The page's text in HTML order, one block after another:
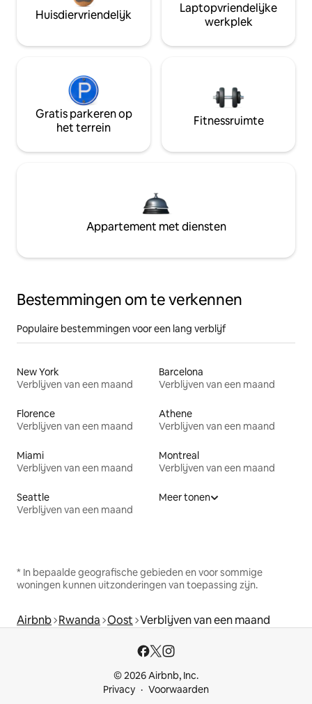
Huisdiervriendelijk
Laptopvriendelijke
werkplek
Gratis parkeren op
het terrein
Fitnessruimte
Appartement met diensten
Bestemmingen om te verkennen
Populaire bestemmingen voor een lang verblijf
New York
Verblijven van een maand
Barcelona
Verblijven van een maand
Florence
Verblijven van een maand
Athene
Verblijven van een maand
Miami
Verblijven van een maand
Montreal
Verblijven van een maand
Seattle
Verblijven van een maand
Meer tonen
* In bepaalde geografische gebieden en voor sommige
woningen kunnen uitzonderingen van toepassing zijn.
Airbnb Rwanda Oost Verblijven van een maand
© 2026 Airbnb, Inc.
Privacy
Voorwaarden